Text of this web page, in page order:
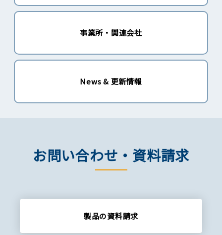
事業所・関連会社
News & 更新情報
お問い合わせ・資料請求
製品の資料請求